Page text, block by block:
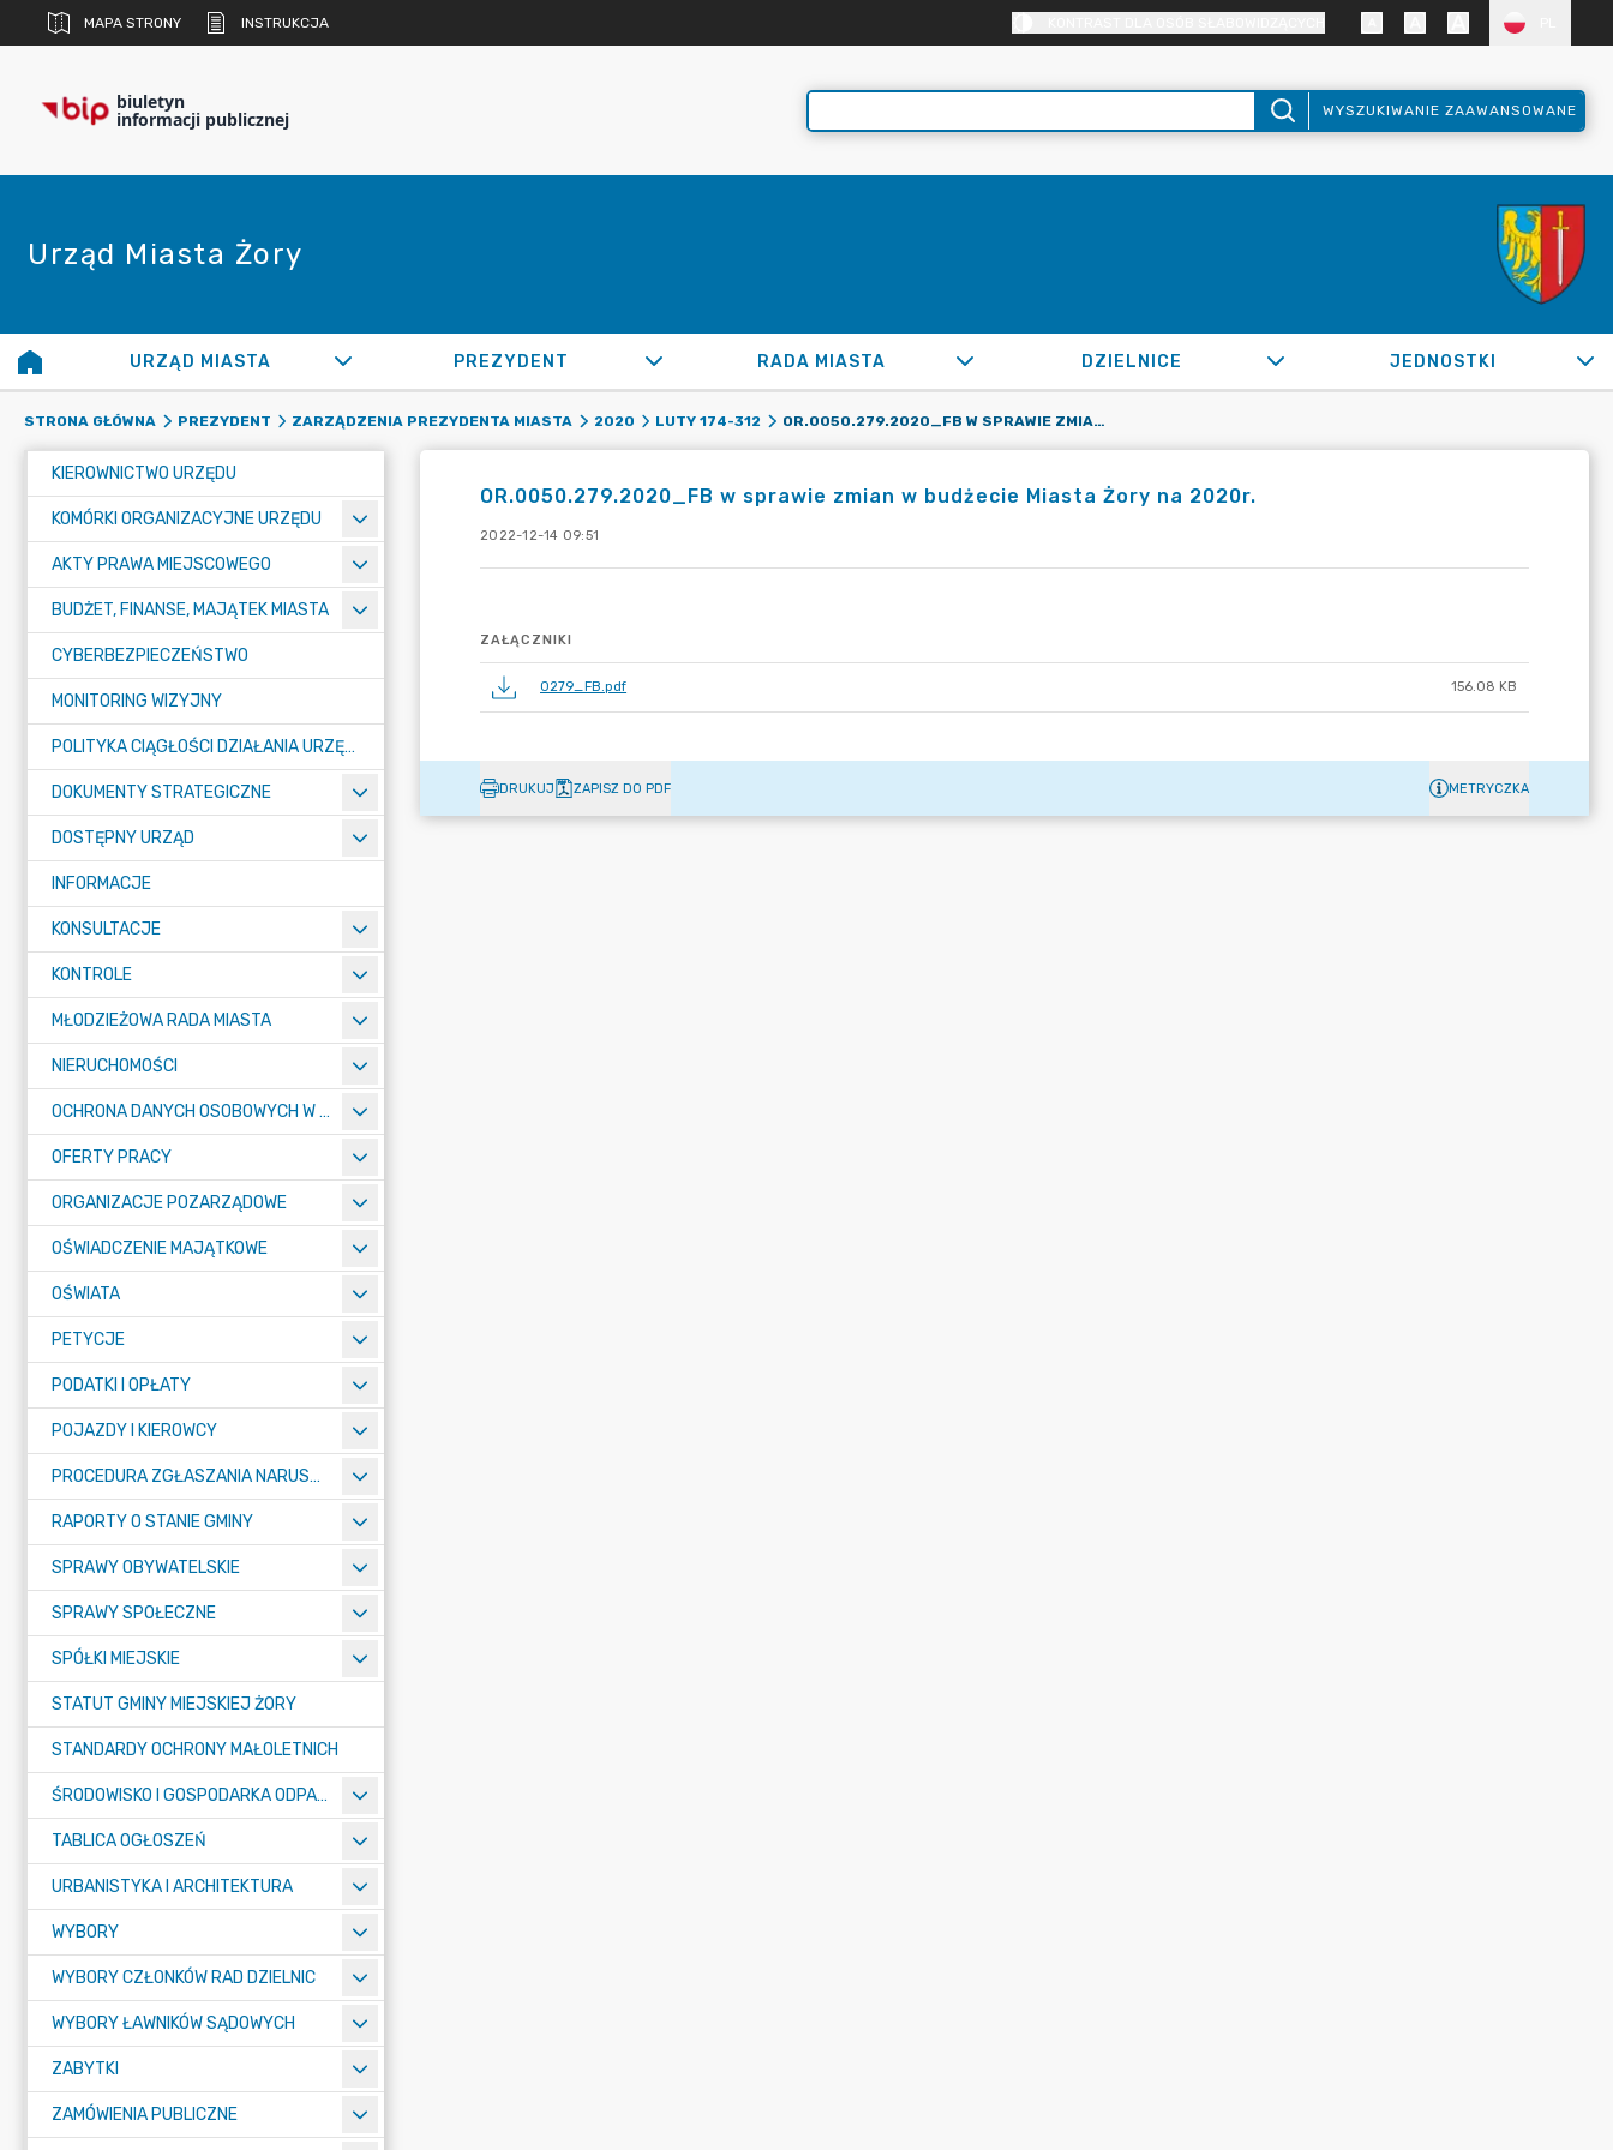
MAPA STRONY INSTRUKCJA
biuletyn
informacji publicznej WYSZUKIWANIE ZAAWANSOWANE
Urząd Miasta Żory
URZĄD MIASTA PREZYDENT RADA MIASTA DZIELNICE JEDNOSTKI
STRONA GŁÓWNA PREZYDENT ZARZĄDZENIA PREZYDENTA MIASTA 2020 LUTY 174-312 OR.0050.279.2020_FB W SPRAWIE ZMIAN W BUDŻECIE MIASTA ŻORY NA 2020R.
KIEROWNICTWO URZĘDU
KOMÓRKI ORGANIZACYJNE URZĘDU
AKTY PRAWA MIEJSCOWEGO
BUDŻET, FINANSE, MAJĄTEK MIASTA
CYBERBEZPIECZEŃSTWO
MONITORING WIZYJNY
POLITYKA CIĄGŁOŚCI DZIAŁANIA URZĘDU MIASTA ŻORY
DOKUMENTY STRATEGICZNE
DOSTĘPNY URZĄD
INFORMACJE
KONSULTACJE
KONTROLE
MŁODZIEŻOWA RADA MIASTA
NIERUCHOMOŚCI
OCHRONA DANYCH OSOBOWYCH W URZĘDZIE MIASTA ŻORY - RODO
OFERTY PRACY
ORGANIZACJE POZARZĄDOWE
OŚWIADCZENIE MAJĄTKOWE
OŚWIATA
PETYCJE
PODATKI I OPŁATY
POJAZDY I KIEROWCY
PROCEDURA ZGŁASZANIA NARUSZEŃ PRAWA
RAPORTY O STANIE GMINY
SPRAWY OBYWATELSKIE
SPRAWY SPOŁECZNE
SPÓŁKI MIEJSKIE
STATUT GMINY MIEJSKIEJ ŻORY
STANDARDY OCHRONY MAŁOLETNICH
ŚRODOWISKO I GOSPODARKA ODPADAMI
TABLICA OGŁOSZEŃ
URBANISTYKA I ARCHITEKTURA
WYBORY
WYBORY CZŁONKÓW RAD DZIELNIC
WYBORY ŁAWNIKÓW SĄDOWYCH
ZABYTKI
ZAMÓWIENIA PUBLICZNE
OR.0050.279.2020_FB w sprawie zmian w budżecie Miasta Żory na 2020r.
2022-12-14 09:51
ZAŁĄCZNIKI
0279_FB.pdf 156.08 KB
DRUKUJ ZAPISZ DO PDF METRYCZKA